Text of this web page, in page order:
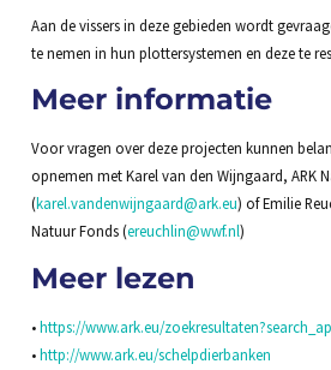
Aan de vissers in deze gebieden wordt
te nemen in hun plottersystemen en deze te
Meer informatie
Voor vragen over deze projecten kunnen
opnemen met Karel van den Wijngaard, ARK
(karel.vandenwijngaard@ark.eu) of Emilie
Natuur Fonds (ereuchlin@wwf.nl)
Meer lezen
•https://www.ark.eu/
•http://www.ark.eu/schelpdierbanken